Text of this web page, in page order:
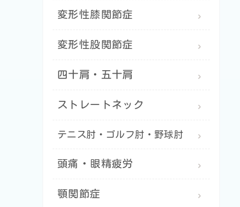
変形性膝関節症
変形性股関節症
四十肩・五十肩
ストレートネック
テニス肘・ゴルフ肘・野球肘
頭痛・眼精疲労
顎関節症